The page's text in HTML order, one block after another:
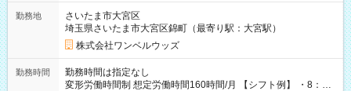
勤務地
さいたま市大宮区
埼玉県さいたま市大宮区錦町（最寄り駅：大宮駅）
株式会社ワンベルウッズ
勤務時間
勤務時間は指定なし
変形労働時間制 想定労働時間160時間/月 【シフト例】 ・8：00